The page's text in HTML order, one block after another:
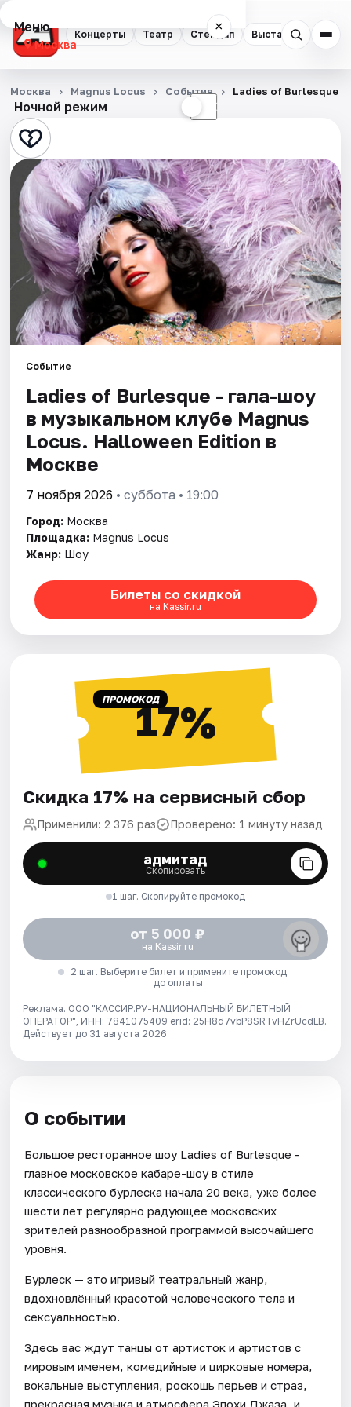
Концерты Театр Стендап Выставки
Меню ×
Москва
Концерты
Театр
Стендап
Выставки
Квесты
Экскурсии
Спорт
События
Города
Площадки
Артисты
Рейтинги
Ночной режим ☾
Москва Magnus Locus События Ladies of Burlesque -
Событие
Ladies of Burlesque - гала-шоу
в музыкальном клубе Magnus
Locus. Halloween Edition в
Москве
7 ноября 2026 • суббота • 19:00
Город: Москва
Площадка: Magnus Locus
Жанр: Шоу
Билеты со скидкой
на Kassir.ru
ПРОМОКОД17%
Скидка 17% на сервисный сбор
Применили: 2 376 раз Проверено: 1 минуту назад
адмитад
Скопировать
1 шаг. Скопируйте промокод
от 5 000 ₽
на Kassir.ru
2 шаг. Выберите билет и примените промокод
до оплаты
Реклама. ООО "КАССИР.РУ-НАЦИОНАЛЬНЫЙ БИЛЕТНЫЙ
ОПЕРАТОР", ИНН: 7841075409 erid: 25H8d7vbP8SRTvHZrUcdLB.
Действует до 31 августа 2026
О событии
Большое ресторанное шоу Ladies of Burlesque -
главное московское кабаре-шоу в стиле
классического бурлеска начала 20 века, уже более
шести лет регулярно радующее московских
зрителей разнообразной программой высочайшего
уровня.
Бурлеск — это игривый театральный жанр,
вдохновлённый красотой человеческого тела и
сексуальностью.
Здесь вас ждут танцы от артисток и артистов с
мировым именем, комедийные и цирковые номера,
вокальные выступления, роскошь перьев и страз,
прекрасная музыка и атмосфера Эпохи Джаза, и